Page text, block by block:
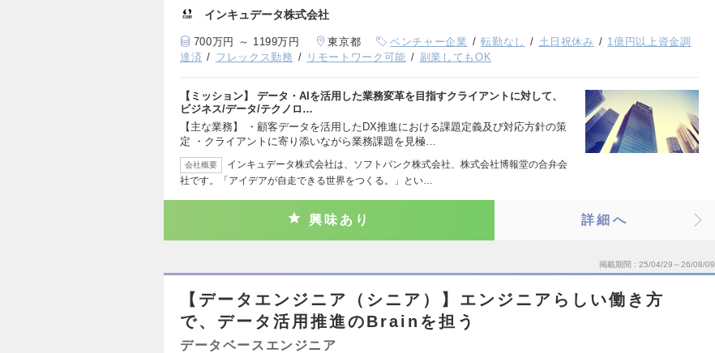
インキュデータ株式会社
700万円 ～ 1199万円 東京都 ベンチャー企業 転勤なし 土日祝休み
1億円以上資金調
達済
フレックス勤務 リモートワーク可能 副業してもOK
【ミッション】 データ・AIを活用した業務変革を目指すクライアントに対して、
ビジネス/データ/テクノロ…
【主な業務】 ・顧客データを活用したDX推進における課題定義及び対応方針の策
定 ・クライアントに寄り添いながら業務課題を見極…
会社概要
インキュデータ株式会社は、ソフトバンク株式会社、株式会社博報堂の合弁会
社です。「アイデアが自走できる世界をつくる。」とい…
興味あり 詳細へ
掲載期間 25/04/29～26/08/09
【データエンジニア（シニア）】エンジニアらしい働き方
で、データ活用推進のBrainを担う
データベースエンジニア